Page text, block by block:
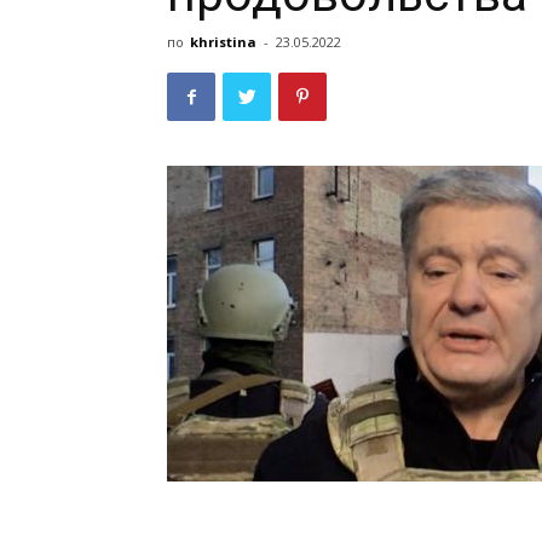
по khristina - 23.05.2022